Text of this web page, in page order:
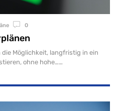
0
Möglichkeit, langfristig in ein
ohne hohe…